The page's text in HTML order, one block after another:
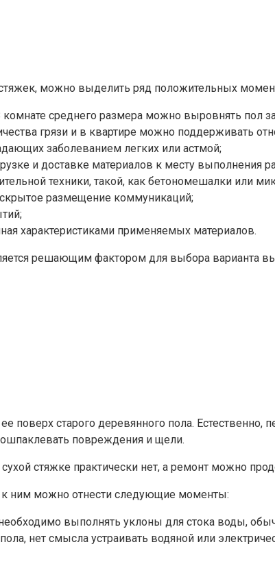
можно выделить ряд положительных
среднего размера можно выровнять пол
грязи и в квартире можно поддерживать
заболеванием легких или астмой;
и доставке материалов к месту выполнения
техники, такой, как бетономешалки или
размещение коммуникаций;
характеристиками применяемых материалов.
решающим фактором для выбора варианта
поверх старого деревянного пола.
повреждения и щели.
стяжке практически нет, а ремонт можно
к ним можно отнести следующие моменты:
выполнять уклоны для стока воды,
нет смысла устраивать водяной или